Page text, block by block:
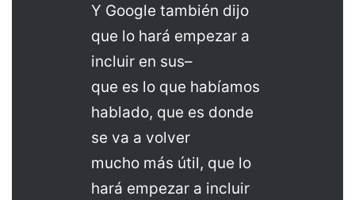
Y Google también dijo
que lo hará empezar a
incluir en sus–
que es lo que habíamos
hablado, que es donde
se va a volver
mucho más útil, que lo
hará empezar a incluir